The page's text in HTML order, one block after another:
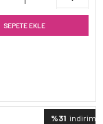
SEPETE EKLE
%31 indirimli